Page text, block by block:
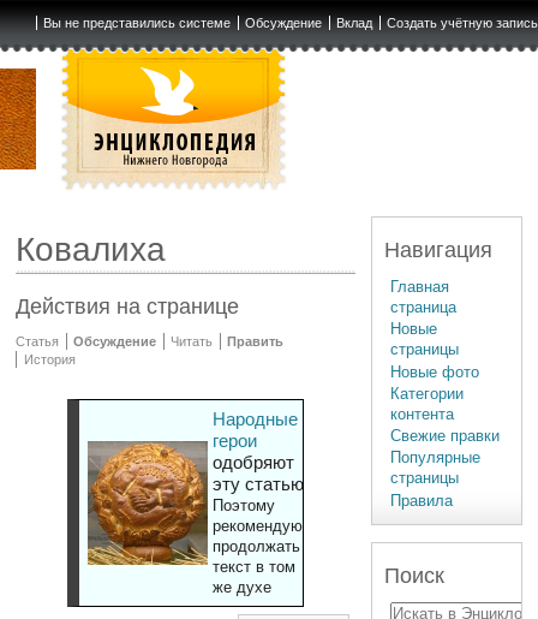
Вы не представились системе Обсуждение Вклад Создать учётную запись
Ковалиха
Действия на странице
Статья Обсуждение Читать
Править
История
Народные
герои
одобряют
эту статью
Поэтому
рекомендуют
продолжать
текст в том
же духе
Навигация
Главная
страница
Новые
страницы
Новые фото
Категории
контента
Свежие правки
Популярные
страницы
Правила
Поиск